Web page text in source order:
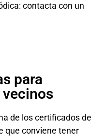
contacta con un
para
de los certificados de
que conviene tener